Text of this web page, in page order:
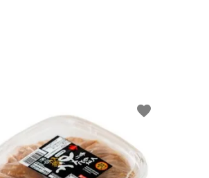
favorite